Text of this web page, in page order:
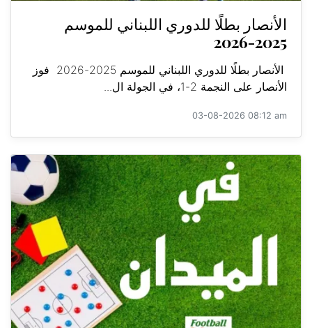
الأنصار بطلًا للدوري اللبناني للموسم
2025-2026
الأنصار بطلًا للدوري اللبناني للموسم 2025-2026 فوز
الأنصار على النجمة 2-1، في الجولة ال...
03-08-2026 08:12 am